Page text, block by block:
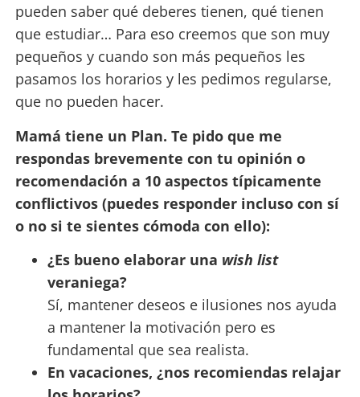
pueden saber qué deberes tienen, qué tienen
que estudiar… Para eso creemos que son muy
pequeños y cuando son más pequeños les
pasamos los horarios y les pedimos regularse,
que no pueden hacer.
Mamá tiene un Plan. Te pido que me
respondas brevemente con tu opinión o
recomendación a 10 aspectos típicamente
conflictivos (puedes responder incluso con sí
o no si te sientes cómoda con ello):
¿Es bueno elaborar una wish list
veraniega?
Sí, mantener deseos e ilusiones nos ayuda
a mantener la motivación pero es
fundamental que sea realista.
En vacaciones, ¿nos recomiendas relajar